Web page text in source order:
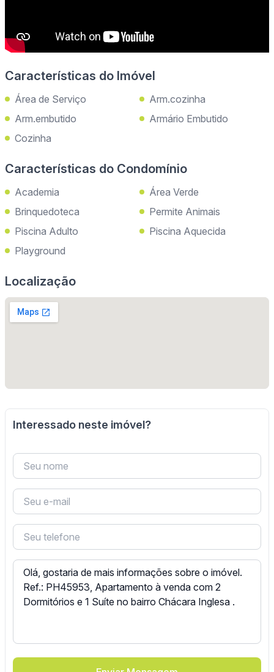
Características do Imóvel
Área de Serviço
Arm.cozinha
Arm.embutido
Armário Embutido
Cozinha
Características do Condomínio
Academia
Área Verde
Brinquedoteca
Permite Animais
Piscina Adulto
Piscina Aquecida
Playground
Localização
Interessado neste imóvel?